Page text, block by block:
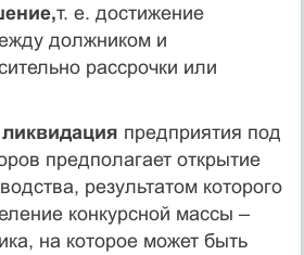
т. е. достижение
должником и
рассрочки или
предприятия под
предполагает открытие
результатом которого
конкурсной массы –
на которое может быть